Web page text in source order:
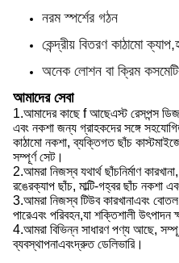
নরম স্পর্শের গঠন
কেন্দ্রীয় বিতরণ কাঠামো
অনেক লোশন বা ক্রিম
আমাদের সেবা
1.আমাদের কাছে f আছেএস্ট রেসপন্স
এবং নকশা জন্য গ্রাহকদের সঙ্গে
কাঠামো নকশা, ব্যক্তিগত ছাঁচ
সম্পূর্ণ সেট।
2.আমরা নিজস্ব যথার্থ ছাঁচনির্মাণ
রঙেরক্যাপ ছাঁচ, মাল্টি-গহ্বর ছাঁচ নকশা
3.আমরা নিজস্ব টিউব কারখানাএবং বোতল
পারেএবং পরিবহন,যা শক্তিশালী উৎপাদন
4.আমরা বিভিন্ন সাধারণ পণ্য আছে,
ব্যবস্থাপনাএবংদ্রুত ডেলিভারি।